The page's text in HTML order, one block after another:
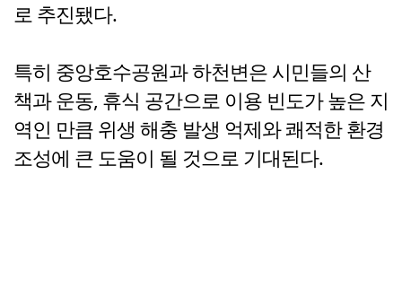
로 추진됐다.
특히 중앙호수공원과 하천변은 시민들의 산
책과 운동, 휴식 공간으로 이용 빈도가 높은 지
역인 만큼 위생 해충 발생 억제와 쾌적한 환경
조성에 큰 도움이 될 것으로 기대된다.